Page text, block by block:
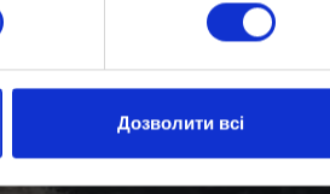
Дозволити всі
новых высот.